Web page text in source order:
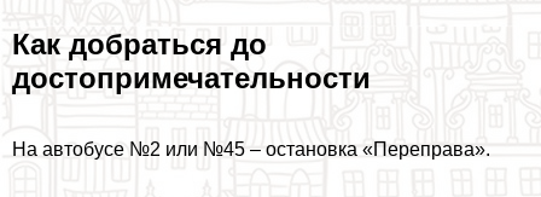
Как добраться до
достопримечательности
На автобусе №2 или №45 – остановка «Переправа».